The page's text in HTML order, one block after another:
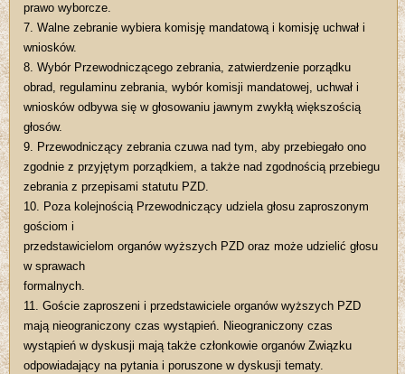
prawo wyborcze.
7. Walne zebranie wybiera komisję mandatową i komisję uchwał i
wniosków.
8. Wybór Przewodniczącego zebrania, zatwierdzenie porządku
obrad, regulaminu zebrania, wybór komisji mandatowej, uchwał i
wniosków odbywa się w głosowaniu jawnym zwykłą większością
głosów.
9. Przewodniczący zebrania czuwa nad tym, aby przebiegało ono
zgodnie z przyjętym porządkiem, a także nad zgodnością przebiegu
zebrania z przepisami statutu PZD.
10. Poza kolejnością Przewodniczący udziela głosu zaproszonym
gościom i
przedstawicielom organów wyższych PZD oraz może udzielić głosu
w sprawach
formalnych.
11. Goście zaproszeni i przedstawiciele organów wyższych PZD
mają nieograniczony czas wystąpień. Nieograniczony czas
wystąpień w dyskusji mają także członkowie organów Związku
odpowiadający na pytania i poruszone w dyskusji tematy.